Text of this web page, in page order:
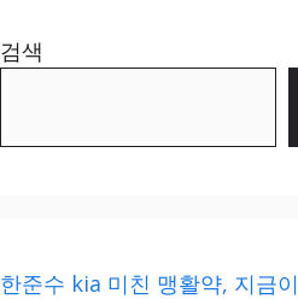
검색
한준수 kia 미친 맹활약, 지금이